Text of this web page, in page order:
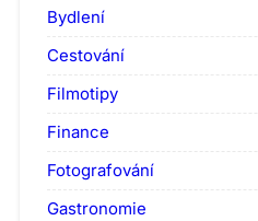
Bydlení
Cestování
Filmotipy
Finance
Fotografování
Gastronomie